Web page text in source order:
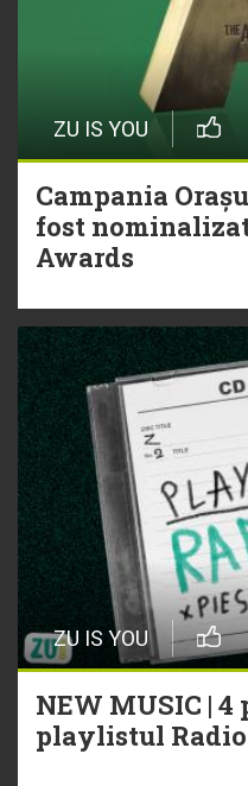
ZU IS YOU
Campania
fost
Awards
ZU IS YOU
NEW MUSIC |
playlistul Radio